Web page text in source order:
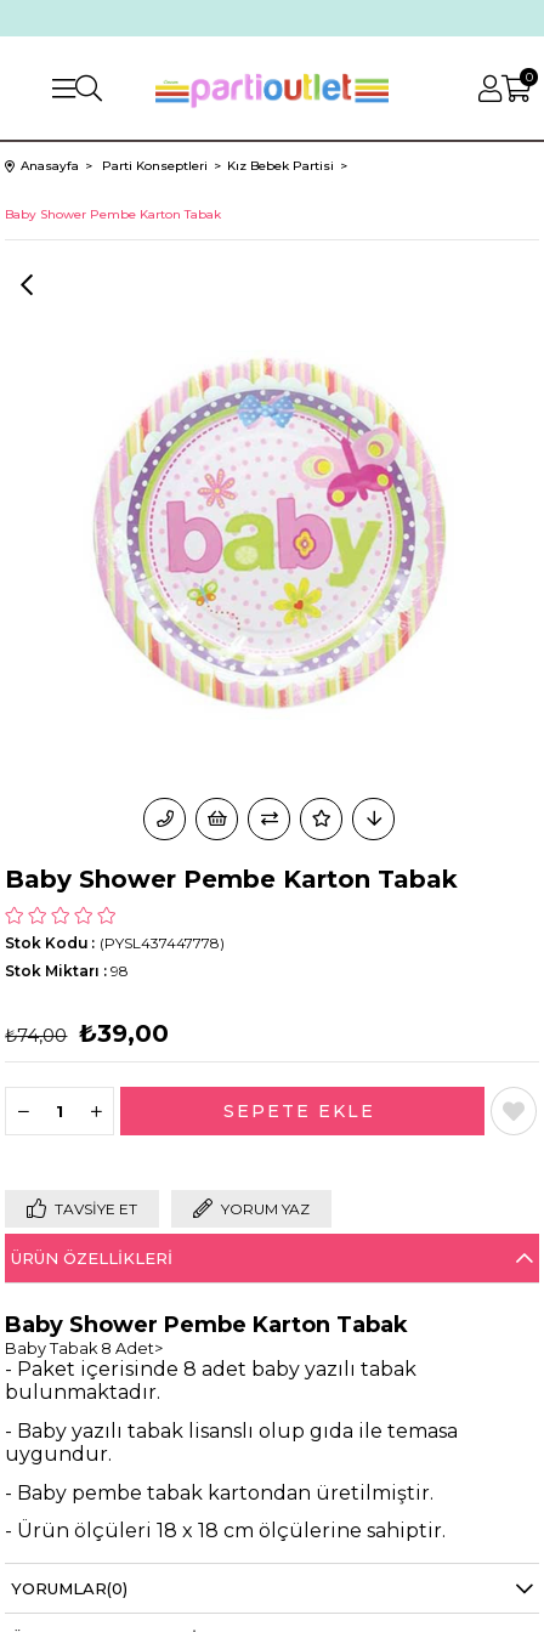
0
Anasayfa Parti Konseptleri Kız Bebek Partisi
Baby Shower Pembe Karton Tabak
Baby Shower Pembe Karton Tabak
(PYSL437447778)
Stok Kodu
Stok Miktarı : 98
₺74,00 ₺39,00
TAVSIYE ET YORUM YAZ
ÜRÜN ÖZELLIKLERI
Baby Shower Pembe Karton Tabak
Baby Tabak 8 Adet>
- Paket içerisinde 8 adet baby yazılı tabak
bulunmaktadır.
- Baby yazılı tabak lisanslı olup gıda ile temasa
uygundur.
- Baby pembe tabak kartondan üretilmiştir.
- Ürün ölçüleri 18 x 18 cm ölçülerine sahiptir.
Bilgi almak
içindestek@partioutlet.com
atabilirsiniz
YORUMLAR(0)